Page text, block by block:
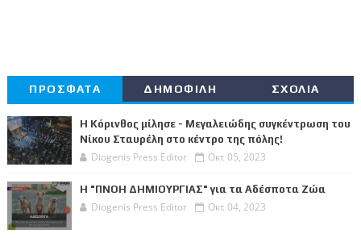
ΠΡΟΣΦΑΤΑ ΔΗΜΟΦΙΛΗ ΣΧΟΛΙΑ
Η Κόρινθος μίλησε - Μεγαλειώδης συγκέντρωση του
Νίκου Σταυρέλη στο κέντρο της πόλης!
Diogenis Press Editor Οκτ 05, 2023
Η "ΠΝΟΗ ΔΗΜΙΟΥΡΓΙΑΣ" για τα Αδέσποτα Ζώα
Diogenis Press Editor Οκτ 04, 2023